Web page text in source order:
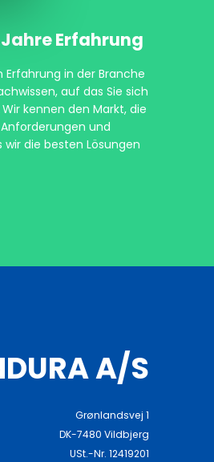
Erfahrung
Erfahrung in der Branche
auf das Sie sich
kennen den Markt, die
und
wir die besten Lösungen
A/S
Grønlandsvej 1
DK-7480 Vildbjerg
USt.-Nr. 12419201